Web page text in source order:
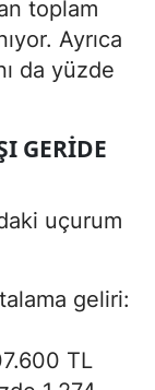
toplam
Ayrıca
da yüzde
GERIDE
uçurum
geliri:
TL